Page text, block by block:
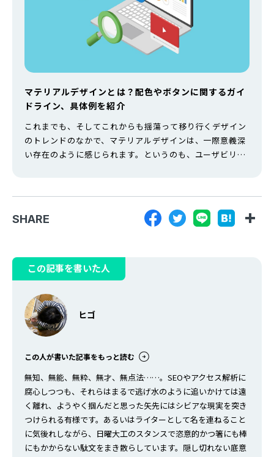
マテリアルデザインとは？配色やボタンに関するガイ
ドライン、具体例を紹介
これまでも、そしてこれからも揺蕩って移り行くデザイン
のトレンドのなかで、マテリアルデザインは、一際意義深
い存在のように感じられます。というのも、ユーザビリテ
Webサイトのいたるところで見受けられるからです。 し
かし、意外とその全貌について明確に把握されている方は
少ないようにも思います。たとえば、…
SHARE
この記事を書いた人
ヒゴ
この人が書いた記事をもっと読む
無知、無能、無粋、無才、無点法……。SEOやアクセス解析に
腐心しつつも、それらはまるで逃げ水のように追いかけては遠
く離れ、ようやく掴んだと思った矢先にはシビアな現実を突き
つけられる有様です。あるいはライターとして名を連ねること
に気後れしながら、日曜大工のスタンスで恣意的かつ箸にも棒
にもかからない駄文をまき散らしています。隠し切れない底意